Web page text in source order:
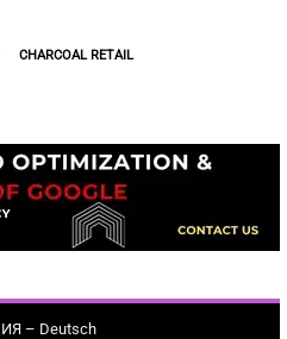
CHARCOAL RETAIL
– Deutsch